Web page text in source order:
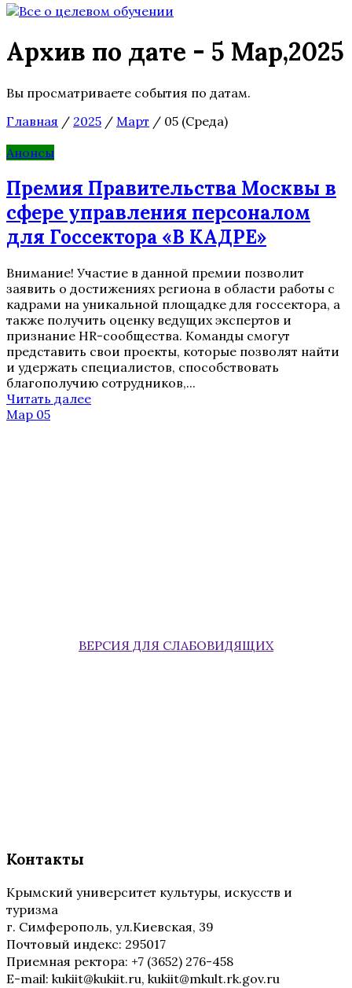
Архив по дате - 5 Мар,2025
Вы просматриваете события по датам.
Главная / 2025 / Март / 05 (Среда)
Анонсы
Премия Правительства Москвы в
сфере управления персоналом
для Госсектора «В КАДРЕ»
Внимание! Участие в данной премии позволит
заявить о достижениях региона в области работы с
кадрами на уникальной площадке для госсектора, а
также получить оценку ведущих экспертов и
признание HR-сообщества. Команды смогут
представить свои проекты, которые позволят найти
и удержать специалистов, способствовать
благополучию сотрудников,...
Читать далее
Мар 05
ВЕРСИЯ ДЛЯ СЛАБОВИДЯЩИХ
Контакты
Крымский университет культуры, искусств и
туризма
г. Симферополь, ул.Киевская, 39
Почтовый индекс: 295017
Приемная ректора: +7 (3652) 276-458
E-mail: kukiit@kukiit.ru, kukiit@mkult.rk.gov.ru